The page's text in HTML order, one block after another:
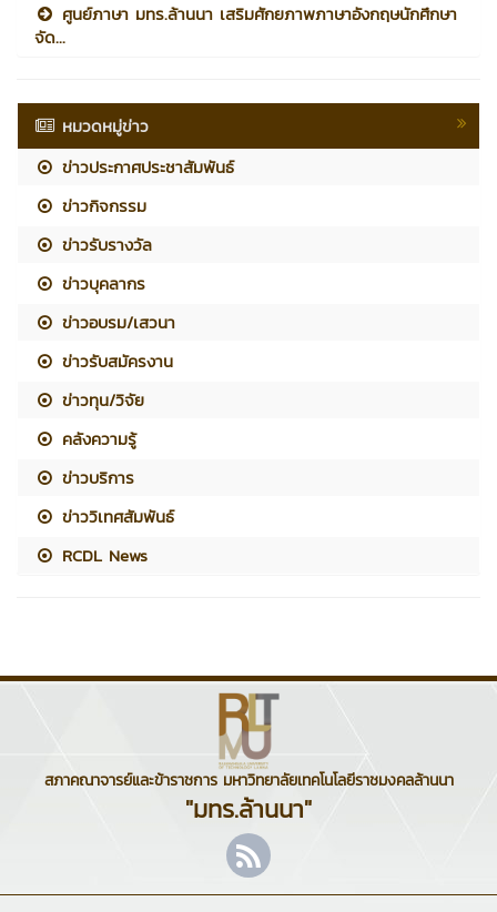
ศูนย์ภาษา มทร.ล้านนา เสริมศักยภาพภาษาอังกฤษนักศึกษา
จัด...
หมวดหมู่ข่าว
ข่าวประกาศประชาสัมพันธ์
ข่าวกิจกรรม
ข่าวรับรางวัล
ข่าวบุคลากร
ข่าวอบรม/เสวนา
ข่าวรับสมัครงาน
ข่าวทุน/วิจัย
คลังความรู้
ข่าวบริการ
ข่าววิเทศสัมพันธ์
RCDL News
สภาคณาจารย์และข้าราชการ มหาวิทยาลัยเทคโนโลยีราชมงคลล้านนา
"มทร.ล้านนา"